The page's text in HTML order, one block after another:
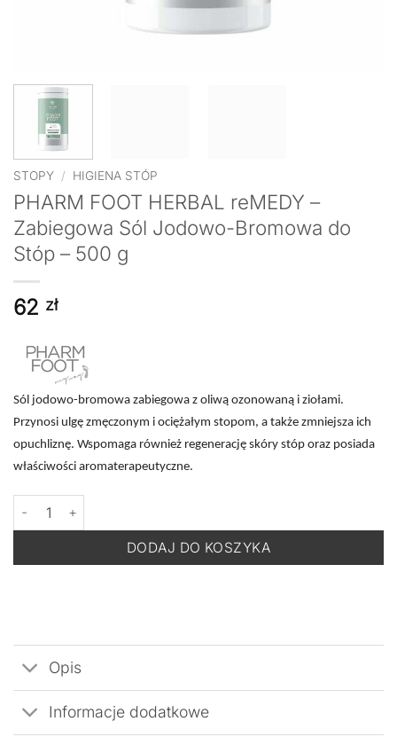
STOPY / HIGIENA STÓP
PHARM FOOT HERBAL reMEDY –
Zabiegowa Sól Jodowo-Bromowa do
Stóp – 500 g
62 zł
Sól jodowo-bromowa zabiegowa z oliwą ozonowaną i ziołami.
Przynosi ulgę zmęczonym i ociężałym stopom, a także zmniejsza ich
opuchliznę. Wspomaga również regenerację skóry stóp oraz posiada
właściwości aromaterapeutyczne.
ilość PHARM FOOT HERBAL reMEDY - Zabiegowa Sól
DODAJ DO KOSZYKA
Opis
Informacje dodatkowe